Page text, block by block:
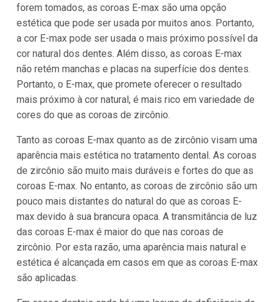
forem tomados, as coroas E-max são uma opção
estética que pode ser usada por muitos anos. Portanto,
a cor E-max pode ser usada o mais próximo possível da
cor natural dos dentes. Além disso, as coroas E-max
não retém manchas e placas na superfície dos dentes.
Portanto, o E-max, que promete oferecer o resultado
mais próximo à cor natural, é mais rico em variedade de
cores do que as coroas de zircônio.
Tanto as coroas E-max quanto as de zircônio visam uma
aparência mais estética no tratamento dental. As coroas
de zircônio são muito mais duráveis e fortes do que as
coroas E-max. No entanto, as coroas de zircônio são um
pouco mais distantes do natural do que as coroas E-
max devido à sua brancura opaca. A transmitância de luz
das coroas E-max é maior do que nas coroas de
zircônio. Por esta razão, uma aparência mais natural e
estética é alcançada em casos em que as coroas E-max
são aplicadas.